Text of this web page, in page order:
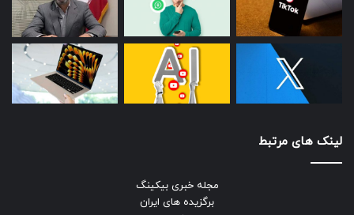
لینک های مرتبط
مجله خبری بیکینگ
برگزیده های ایران